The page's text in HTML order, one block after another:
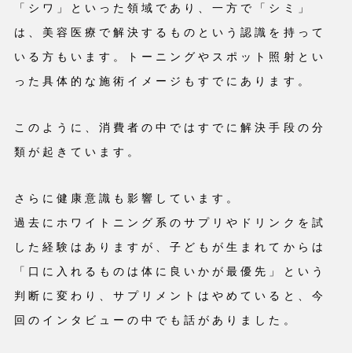
「シワ」といった領域であり、一方で「シミ」
は、美容医療で解決するものという認識を持って
いる方もいます。トーニングやスポット照射とい
った具体的な施術イメージもすでにあります。
このように、消費者の中ではすでに解決手段の分
類が起きています。
さらに健康意識も影響しています。
過去にホワイトニング系のサプリやドリンクを試
した経験はありますが、子どもが生まれてからは
「口に入れるものは体に良いかが最優先」という
判断に変わり、サプリメントはやめていると、今
回のインタビューの中でも話がありました。